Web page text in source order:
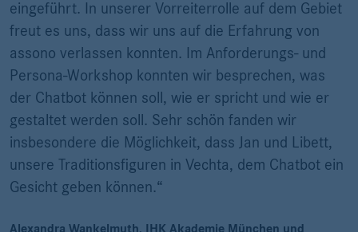
eingeführt. In unserer Vorreiterrolle auf dem Gebiet
freut es uns, dass wir uns auf die Erfahrung von
assono verlassen konnten. Im Anforderungs- und
Persona-Workshop konnten wir besprechen, was
der Chatbot können soll, wie er spricht und wie er
gestaltet werden soll. Sehr schön fanden wir
insbesondere die Möglichkeit, dass Jan und Libett,
unsere Traditionsfiguren in Vechta, dem Chatbot ein
Gesicht geben können.“
Alexandra Wankelmuth, IHK Akademie München und